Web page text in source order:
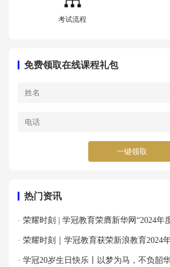
考试流程
免费领取在线课程礼包
一键领取
热门资讯
· 荣耀时刻 | 学冠教育荣膺新华网“2024年
优秀案例”殊荣！
· 荣耀时刻｜学冠教育获荣新浪教育2024
牌！
· 学冠20岁生日快乐丨以梦为马，不负韶华